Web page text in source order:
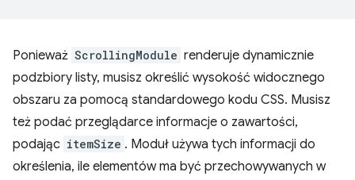
Ponieważ ScrollingModule renderuje dynamicznie
podzbiory listy, musisz określić wysokość widocznego
obszaru za pomocą standardowego kodu CSS. Musisz
też podać przeglądarce informacje o zawartości,
podając itemSize . Moduł używa tych informacji do
określenia, ile elementów ma być przechowywanych w